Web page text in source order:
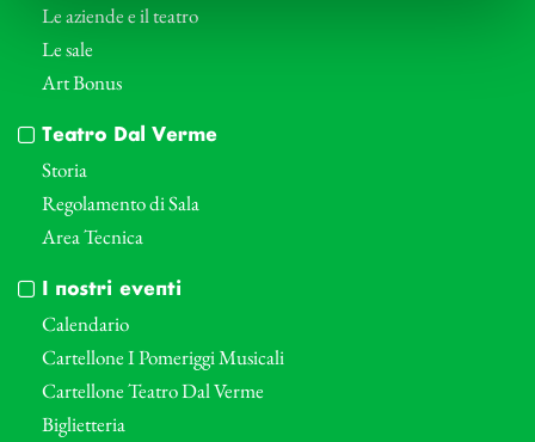
Le aziende e il teatro
Le sale
Art Bonus
Teatro Dal Verme
Storia
Regolamento di Sala
Area Tecnica
I nostri eventi
Calendario
Cartellone I Pomeriggi Musicali
Cartellone Teatro Dal Verme
Biglietteria